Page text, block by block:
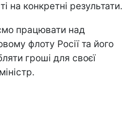
на конкретні результати.
працювати над
флоту Росії та його
гроші для своєї